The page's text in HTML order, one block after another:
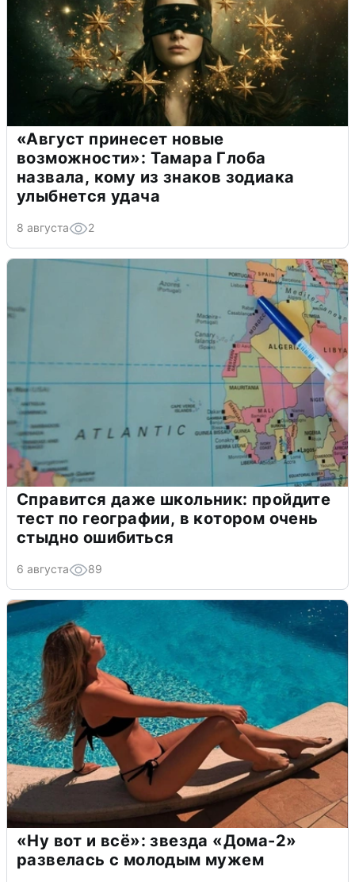
«Август принесет новые
возможности»: Тамара Глоба
назвала, кому из знаков зодиака
улыбнется удача
8 августа 2
Справится даже школьник: пройдите
тест по географии, в котором очень
стыдно ошибиться
6 августа 89
«Ну вот и всё»: звезда «Дома-2»
развелась с молодым мужем